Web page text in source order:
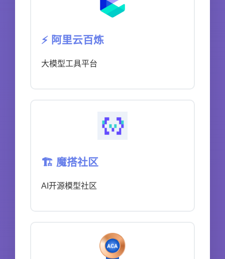
⚡ 阿里云百炼
大模型工具平台
🏗️ 魔搭社区
AI开源模型社区